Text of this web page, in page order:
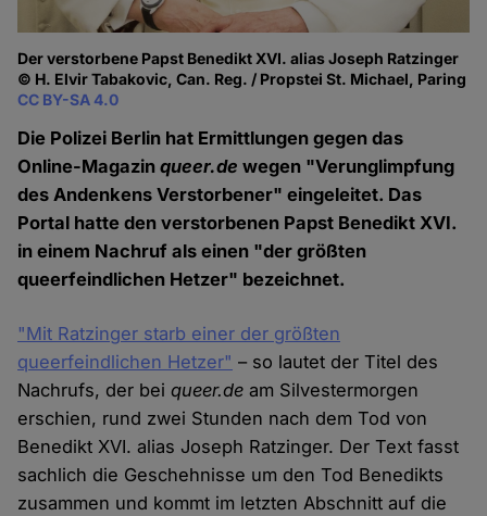
Der verstorbene Papst Benedikt XVI. alias Joseph Ratzinger
© H. Elvir Tabakovic, Can. Reg. / Propstei St. Michael, Paring
CC BY-SA 4.0
Die Polizei Berlin hat Ermittlungen gegen das
Online-Magazinqueer.de wegen "Verunglimpfung
des Andenkens Verstorbener" eingeleitet. Das
Portal hatte den verstorbenen Papst Benedikt XVI.
in einem Nachruf als einen "der größten
queerfeindlichen Hetzer" bezeichnet.
"Mit Ratzinger starb einer der größten
queerfeindlichen Hetzer" – so lautet der Titel des
Nachrufs, der beiqueer.de am Silvestermorgen
erschien, rund zwei Stunden nach dem Tod von
Benedikt XVI. alias Joseph Ratzinger. Der Text fasst
sachlich die Geschehnisse um den Tod Benedikts
zusammen und kommt im letzten Abschnitt auf die